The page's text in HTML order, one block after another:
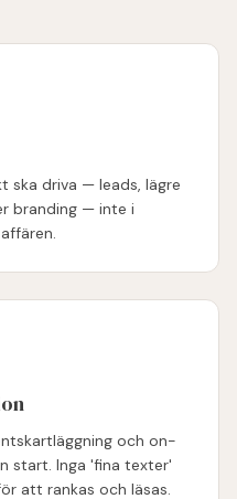
ska driva — leads, lägre
branding — inte i
och on-
start. Inga 'fina texter'
att rankas och läsas.